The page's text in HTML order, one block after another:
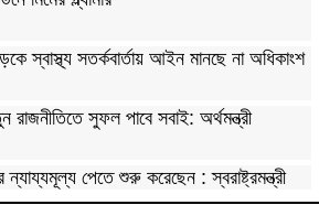
স্বাস্থ্য সতর্কবার্তায় আইন মানছে না অধিকাংশ
রাজনীতিতে সুফল পাবে সবাই: অর্থমন্ত্রী
ন্যায্যমূল্য পেতে শুরু করেছেন : স্বরাষ্ট্রমন্ত্রী